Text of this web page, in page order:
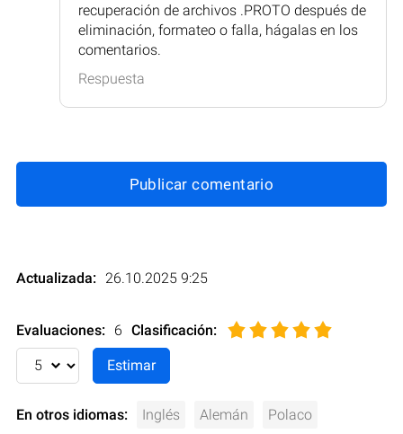
recuperación de archivos .PROTO después de
eliminación, formateo o falla, hágalas en los
comentarios.
Respuesta
Publicar comentario
Actualizada: 26.10.2025 9:25
Evaluaciones: 6 Clasificación:
En otros idiomas: Inglés Alemán Polaco